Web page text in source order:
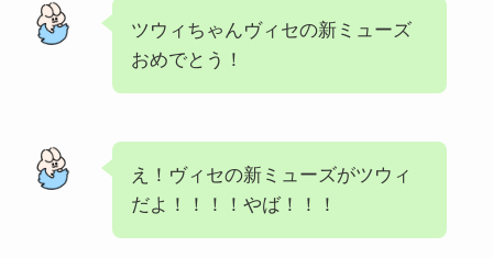
ツウィちゃんヴィセの新ミューズ
おめでとう！
え！ヴィセの新ミューズがツウィ
だよ！！！！やば！！！